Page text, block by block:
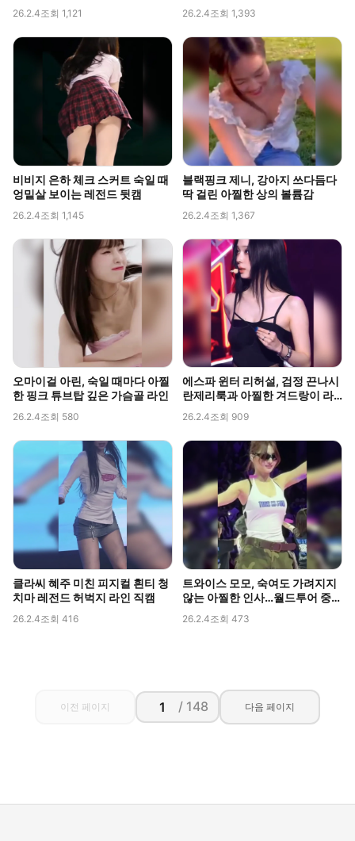
26.2.4조회 1,121 26.2.4조회 1,393
비비지 은하 체크 스커트 숙일 때
엉밑살 보이는 레전드 뒷캠
26.2.4조회 1,145
블랙핑크 제니, 강아지 쓰다듬다
딱 걸린 아찔한 상의 볼륨감
26.2.4조회 1,367
오마이걸 아린, 숙일 때마다 아찔
한 핑크 튜브탑 깊은 가슴골 라인
26.2.4조회 580
에스파 윈터 리허설, 검정 끈나시
란제리룩과 아찔한 겨드랑이 라
26.2.4조회 909
클라씨 혜주 미친 피지컬 흰티 청
치마 레전드 허벅지 라인 직캠
26.2.4조회 416
트와이스 모모, 숙여도 가려지지
않는 아찔한 인사…월드투어 중
26.2.4조회 473
이전 페이지 / 148 다음 페이지